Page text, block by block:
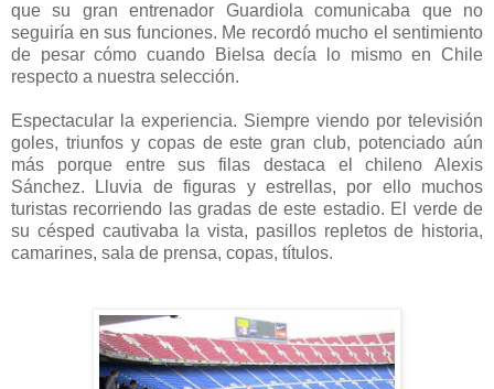
que su gran entrenador Guardiola comunicaba que no
seguiría en sus funciones. Me recordó mucho el sentimiento
de pesar cómo cuando Bielsa decía lo mismo en Chile
respecto a nuestra selección.
Espectacular la experiencia. Siempre viendo por televisión
goles, triunfos y copas de este gran club, potenciado aún
más porque entre sus filas destaca el chileno Alexis
Sánchez. Lluvia de figuras y estrellas, por ello muchos
turistas recorriendo las gradas de este estadio. El verde de
su césped cautivaba la vista, pasillos repletos de historia,
camarines, sala de prensa, copas, títulos.